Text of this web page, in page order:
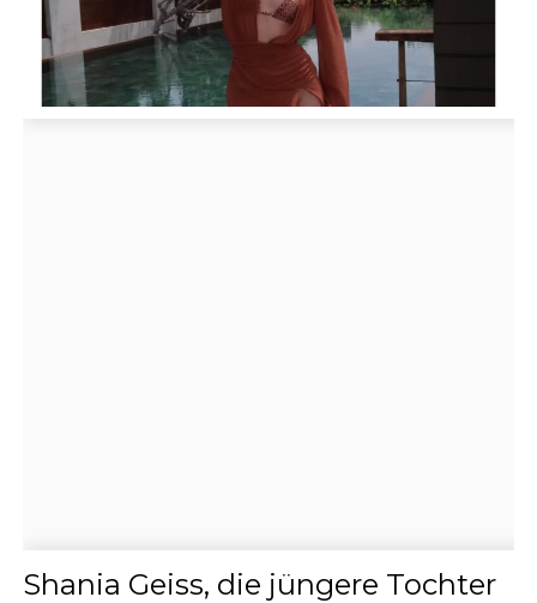
Shania Geiss, die jüngere Tochter